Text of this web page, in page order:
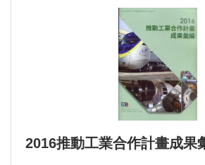
2016推動工業合作計畫成果